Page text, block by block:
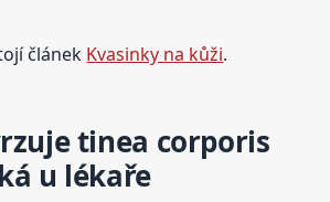
článek Kvasinky na kůži.
tinea corporis
u lékaře